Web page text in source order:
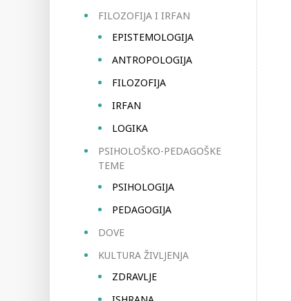
FILOZOFIJA I IRFAN
EPISTEMOLOGIJA
ANTROPOLOGIJA
FILOZOFIJA
IRFAN
LOGIKA
PSIHOLOŠKO-PEDAGOŠKE
TEME
PSIHOLOGIJA
PEDAGOGIJA
DOVE
KULTURA ŽIVLJENJA
ZDRAVLJE